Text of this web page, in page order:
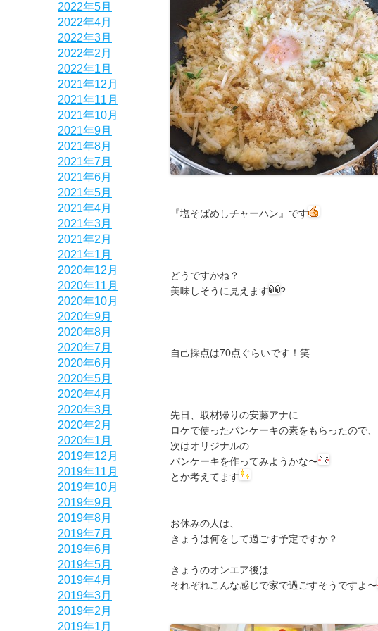
2022年5月
2022年4月
2022年3月
2022年2月
2022年1月
2021年12月
2021年11月
2021年10月
2021年9月
2021年8月
2021年7月
2021年6月
2021年5月
2021年4月
2021年3月
2021年2月
2021年1月
2020年12月
2020年11月
2020年10月
2020年9月
2020年8月
2020年7月
2020年6月
2020年5月
2020年4月
2020年3月
2020年2月
2020年1月
2019年12月
2019年11月
2019年10月
2019年9月
2019年8月
2019年7月
2019年6月
2019年5月
2019年4月
2019年3月
2019年2月
2019年1月
『塩そばめしチャーハン』です
どうですかね？
美味しそうに見えます
?
自己採点は70点ぐらいです！笑
先日、取材帰りの安藤アナに
ロケで使ったパンケーキの素をもらったので、
次はオリジナルの
パンケーキを作ってみようかな〜
とか考えてます
お休みの人は、
きょうは何をして過ごす予定ですか？
きょうのオンエア後は
それぞれこんな感じで家で過ごすそうですよ〜